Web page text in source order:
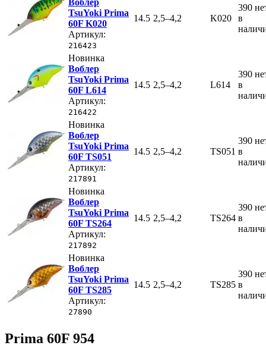
Воблер
TsuYoki Prima
60F K020
Артикул:
216423
14.5 2,5–4,2 K020
390
в
Новинка
Воблер
TsuYoki Prima
60F L614
Артикул:
216422
14.5 2,5–4,2 L614
390
в
Новинка
Воблер
TsuYoki Prima
60F TS051
Артикул:
217891
14.5 2,5–4,2 TS051
390
в
Новинка
Воблер
TsuYoki Prima
60F TS264
Артикул:
217892
14.5 2,5–4,2 TS264
390
в
Новинка
Воблер
TsuYoki Prima
60F TS285
Артикул:
27890
14.5 2,5–4,2 TS285
390
в
Prima 60F 954